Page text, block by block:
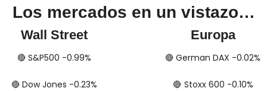
Los mercados en un vistazo…
Wall Street
🔴​​​​ S&P500 -0.99%
🔴​​​​ Dow Jones -0.23%
Europa
🔴 ​​​​​​ German DAX -0.02%
🔴​​​​​​​​  Stoxx 600 -0.10%